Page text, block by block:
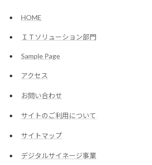
HOME
ＩＴソリューション部門
Sample Page
アクセス
お問い合わせ
サイトのご利用について
サイトマップ
デジタルサイネージ事業